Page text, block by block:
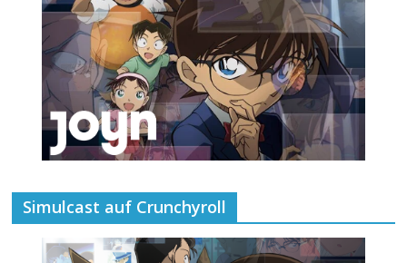
Simulcast auf Crunchyroll